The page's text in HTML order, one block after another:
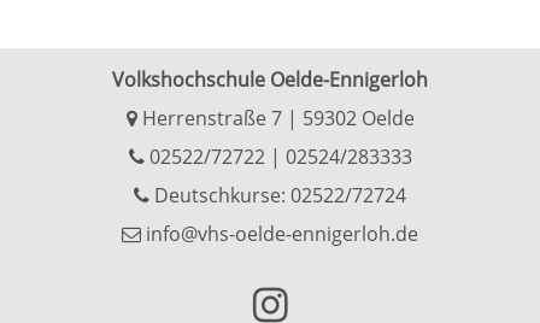
Volkshochschule Oelde-Ennigerloh
Herrenstraße 7 | 59302 Oelde
02522/72722| 02524/283333
Deutschkurse: 02522/72724
info@vhs-oelde-ennigerloh.de